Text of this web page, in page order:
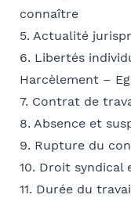
connaître
5. Actualité
6. Libertés
Harcèlement –
7. Contrat de
8. Absence et
9. Rupture du
10. Droit
11. Durée du
Code postal
Coordonnées de
Prénom
J'autorise
données pour
et d'invitations
du cabinet